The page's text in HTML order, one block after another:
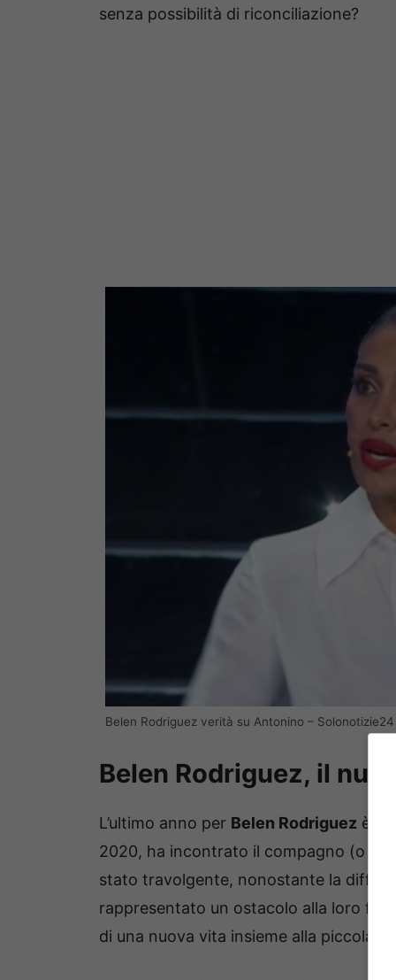
senza possibilità di riconciliazione?
Belen Rodriguez verità su Antonino – Solonotizie24
Belen Rodriguez, il
L’ultimo anno per Belen Rodriguez è
2020, ha incontrato il compagno (o ex)
stato travolgente, nonostante la
rappresentato un ostacolo alla loro
di una nuova vita insieme alla piccola